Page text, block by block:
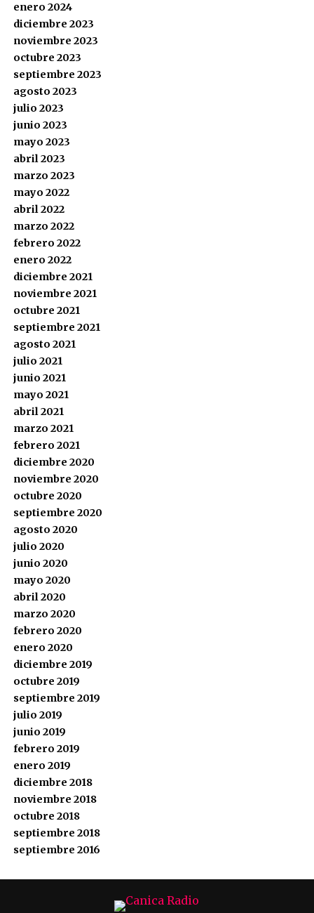
enero 2024
diciembre 2023
noviembre 2023
octubre 2023
septiembre 2023
agosto 2023
julio 2023
junio 2023
mayo 2023
abril 2023
marzo 2023
mayo 2022
abril 2022
marzo 2022
febrero 2022
enero 2022
diciembre 2021
noviembre 2021
octubre 2021
septiembre 2021
agosto 2021
julio 2021
junio 2021
mayo 2021
abril 2021
marzo 2021
febrero 2021
diciembre 2020
noviembre 2020
octubre 2020
septiembre 2020
agosto 2020
julio 2020
junio 2020
mayo 2020
abril 2020
marzo 2020
febrero 2020
enero 2020
diciembre 2019
octubre 2019
septiembre 2019
julio 2019
junio 2019
febrero 2019
enero 2019
diciembre 2018
noviembre 2018
octubre 2018
septiembre 2018
septiembre 2016